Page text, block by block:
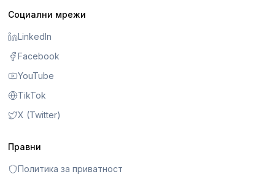
Социални мрежи
LinkedIn
Facebook
YouTube
TikTok
X (Twitter)
Правни
Политика за приватност